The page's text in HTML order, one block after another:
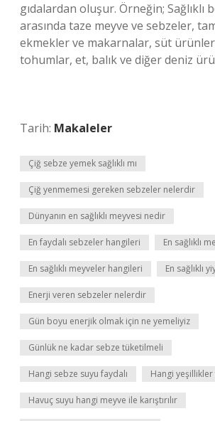
gıdalardan oluşur. Örneğin; Sağlıklı
arasında taze meyve ve sebzeler,
ekmekler ve makarnalar, süt
tohumlar, et, balık ve diğer deniz
Tarih: Makaleler
Çiğ sebze yemek sağlıklı mı
Çiğ yenmemesi gereken sebzeler nelerdir
Dünyanın en sağlıklı meyvesi nedir
En faydalı sebzeler hangileri En sağlıklı
En sağlıklı meyveler hangileri En sağlıklı
Enerji veren sebzeler nelerdir
Gün boyu enerjik olmak için ne yemeliyiz
Günlük ne kadar sebze tüketilmeli
Hangi sebze suyu faydalı Hangi yeşillikler
Havuç suyu hangi meyve ile karıştırılır